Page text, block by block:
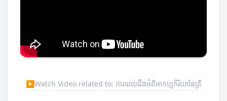
▶Watch Video related to: ការយល់ដឹងអំពីអាកប្បកិរិយានៃត្រី